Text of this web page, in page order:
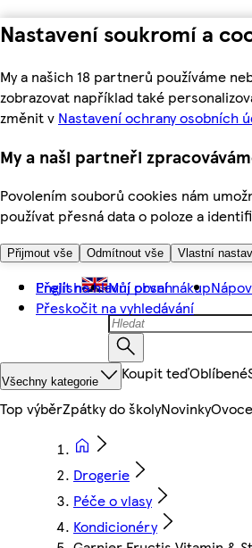
Nastavení soukromí a
My a našich 18 partnerů používáme
zobrazovat například také
změnit v Nastavení ochrany osobních
My a naši partneři
Povolením souborů cookies nám
používat přesná data o poloze a
Přijmout vše Odmítnout vše Vlastní
Přejít na hlavní obsah
Přeskočit na vyhledávání
English Můj první nákup
Všechny kategorie Koupit teďOblíbené
Top výběrZpátky do školyNovinky
Drogerie
Péče o vlasy
Kondicionéry